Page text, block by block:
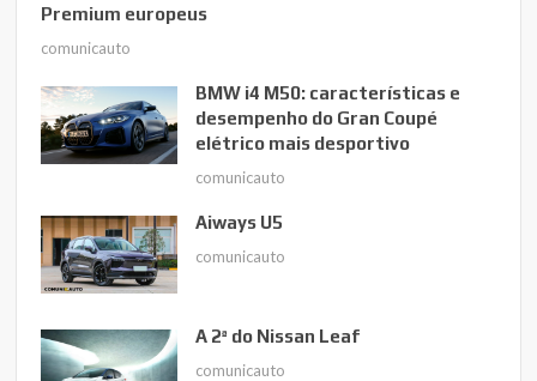
Premium europeus
comunicauto
BMW i4 M50: características e
desempenho do Gran Coupé
elétrico mais desportivo
comunicauto
Aiways U5
comunicauto
A 2ª do Nissan Leaf
comunicauto